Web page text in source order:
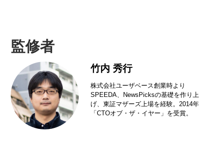
監修者
竹内 秀行
株式会社ユーザベース創業時より
SPEEDA、NewsPicksの基礎を作り上
げ、東証マザーズ上場を経験。2014年
「CTOオブ・ザ・イヤー」を受賞。